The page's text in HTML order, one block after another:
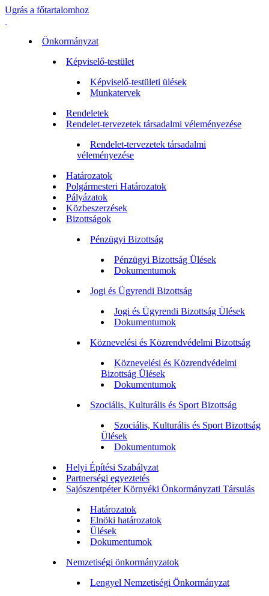
Ugrás a főtartalomhoz
Önkormányzat
Képviselő-testület
Képviselő-testületi ülések
Munkatervek
Rendeletek
Rendelet-tervezetek társadalmi véleményezése
Rendelet-tervezetek társadalmi
véleményezése
Határozatok
Polgármesteri Határozatok
Pályázatok
Közbeszerzések
Bizottságok
Pénzügyi Bizottság
Pénzügyi Bizottság Ülések
Dokumentumok
Jogi és Ügyrendi Bizottság
Jogi és Ügyrendi Bizottság Ülések
Dokumentumok
Köznevelési és Közrendvédelmi Bizottság
Köznevelési és Közrendvédelmi
Bizottság Ülések
Dokumentumok
Szociális, Kulturális és Sport Bizottság
Szociális, Kulturális és Sport Bizottság
Ülések
Dokumentumok
Helyi Építési Szabályzat
Partnerségi egyeztetés
Sajószentpéter Környéki Önkormányzati Társulás
Határozatok
Elnöki határozatok
Ülések
Dokumentumok
Nemzetiségi önkormányzatok
Lengyel Nemzetiségi Önkormányzat